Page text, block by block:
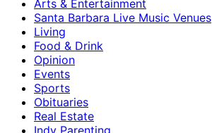
Arts & Entertainment
Santa Barbara Live Music Venues
Living
Food & Drink
Opinion
Events
Sports
Obituaries
Real Estate
Indy Parenting